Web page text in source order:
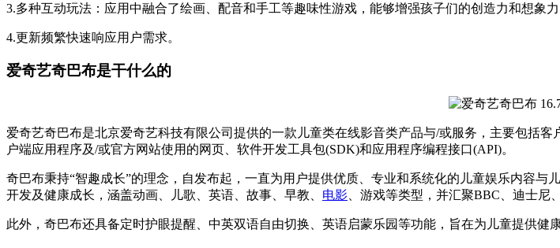
3.多种互动玩法：应用中融合了绘画、配音和手工等趣味性游戏，能够增强孩子们的创造力和想象力
4.更新频繁快速响应用户需求。
爱奇艺奇巴布是干什么的
爱奇艺奇巴布是北京爱奇艺科技有限公司提供的一款儿童类在线影音类产品与/或服务，主要包括
户端应用程序及/或官方网站使用的网页、软件开发工具包(SDK)和应用程序编程接口(API)。
奇巴布秉持“智趣成长”的理念，自发布起，一直为用户提供优质、专业和系统化的儿童娱乐内容
开发及健康成长，涵盖动画、儿歌、英语、故事、早教、 电影 、游戏等类型，并汇聚BBC、迪士尼
此外，奇巴布还具备定时护眼提醒、中英双语自由切换、英语启蒙乐园等功能，旨在为儿童提供健